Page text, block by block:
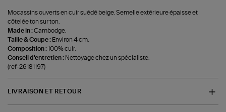
Mocassins ouverts en cuir suédé beige. Semelle extérieure épaisse et
côtelée ton sur ton.
Made in :Cambodge.
Taille & Coupe : Environ 4 cm.
Composition :100% cuir.
Conseil d'entretien : Nettoyage chez un spécialiste.
(ref-26181197)
LIVRAISON ET RETOUR